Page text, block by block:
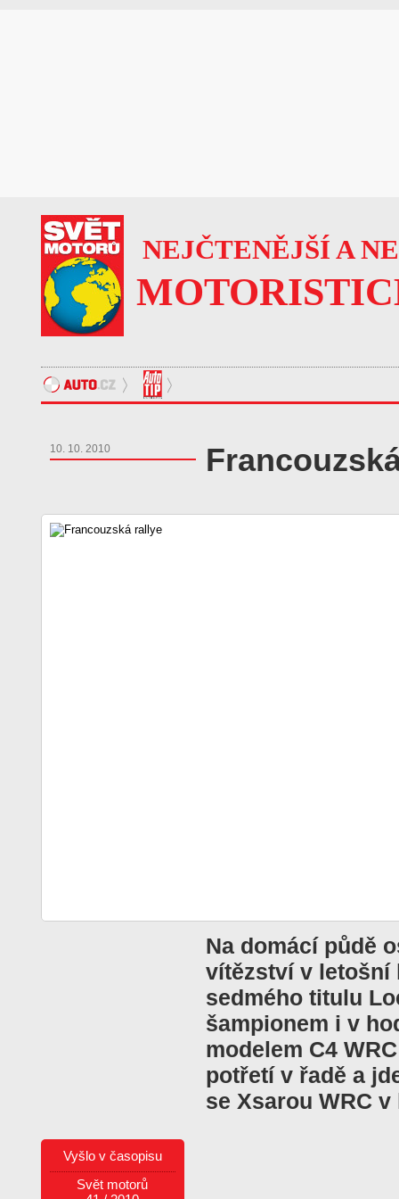
NEJČTENĚJŠÍ A
10. 10. 2010
Na domácí půdě
vítězství v letošní
sedmého titulu
šampionem i v
modelem C4
potřetí v řadě a
se Xsarou WRC v
Vyšlo v časopisu
Svět motorů